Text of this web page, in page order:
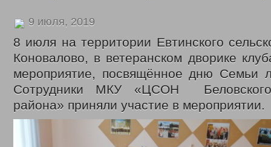
9 июля, 2019
8 июля на территории Евтинского
Коновалово, в ветеранском дворике
мероприятие, посвящённое дню Семьи
Сотрудники МКУ «ЦСОН Беловского
района» приняли участие в мероприятии.